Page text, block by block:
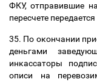
ФКУ, отправившие
пересчете
35. По окончании
деньгами
инкассаторы
описи на